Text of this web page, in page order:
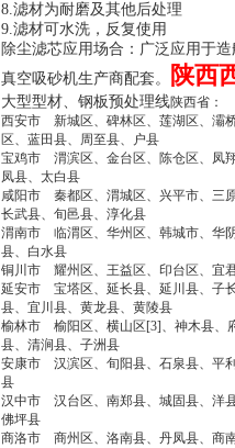
8.滤材为耐磨及其他后处理
9.滤材可水洗，反复使用
除尘滤芯应用场合：广泛应用于
真空吸砂机生产商配套。
陕西
大型型材、钢板预处理线陕西省：
西安市 新城区、碑林区、莲湖区、灞
区、蓝田县、周至县、户县
宝鸡市 渭滨区、金台区、陈仓区、凤
凤县、太白县
咸阳市 秦都区、渭城区、兴平市、三
长武县、旬邑县、淳化县
渭南市 临渭区、华州区、韩城市、华
县、白水县
铜川市 耀州区、王益区、印台区、宜
延安市 宝塔区、延长县、延川县、子
县、宜川县、黄龙县、黄陵县
榆林市 榆阳区、横山区[3]、神木县、
县、清涧县、子洲县
安康市 汉滨区、旬阳县、石泉县、平
县
汉中市 汉台区、南郑县、城固县、洋
佛坪县
商洛市 商州区、洛南县、丹凤县、商